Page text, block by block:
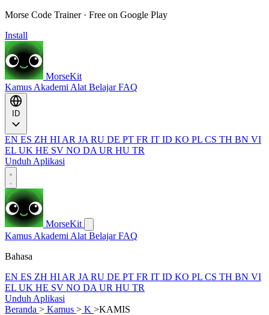
Morse Code Trainer · Free on Google Play
Install
MorseKit
Kamus Akademi Alat BelajarFAQ
EN ES ZH HI AR JA RU DE PT FR IT ID KO PL CS TH BN VI
EL UK HE SV NO DA UR HU TR
Unduh Aplikasi
MorseKit
Kamus Akademi Alat BelajarFAQ
Bahasa
EN ES ZH HI AR JA RU DE PT FR IT ID KO PL CS TH BN VI
EL UK HE SV NO DA UR HU TR
Unduh Aplikasi
Beranda > Kamus > K >KAMIS